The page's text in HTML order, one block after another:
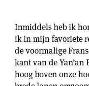
Inmiddels heb ik
ik in mijn favoriete
de voormalige
kant van de Yan’an
hoog boven onze